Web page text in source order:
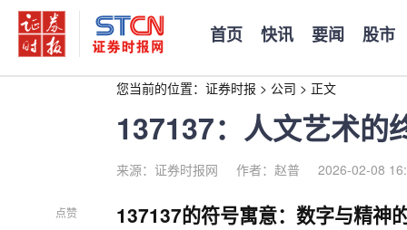
首页 快讯 要闻 股市
您当前的位置： 证券时报 > 公司 > 正文
137137：人文艺术的
来源：证券时报网 作者：赵普 2026-02-08
点赞 137137的符号寓意：数字与精神